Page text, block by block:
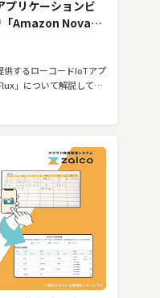
リケーションビ
「Amazon Nova」
供するローコードIoTアプ
」について解説してい